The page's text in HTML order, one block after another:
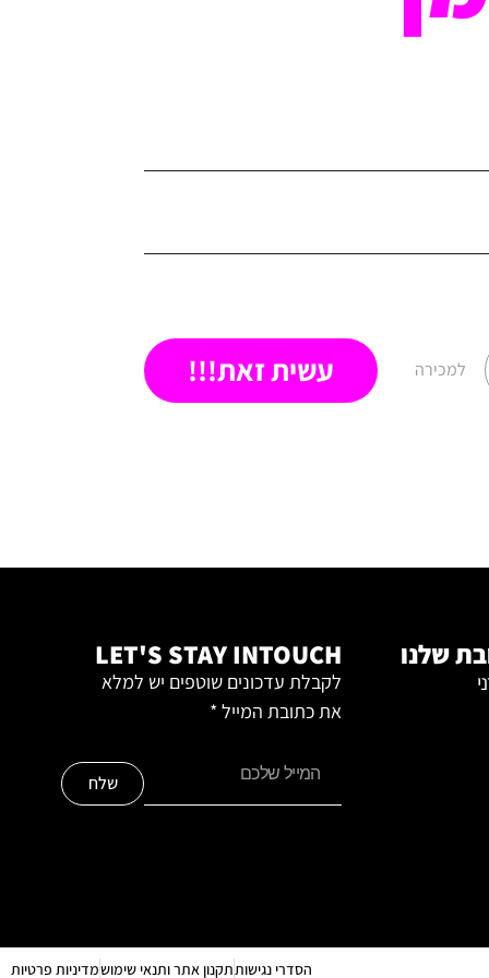
עשית זאת!!!
שלנו LET'S STAY INTOUCH
לקבלת עדכונים שוטפים יש למלא
את כתובת המייל *
שלח
הסדרי נגישותתקנון אתר ותנאי שימושמדיניות פרטיות